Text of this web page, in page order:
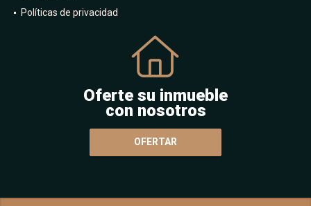
Políticas de privacidad
Oferte su inmueble
con nosotros
OFERTAR